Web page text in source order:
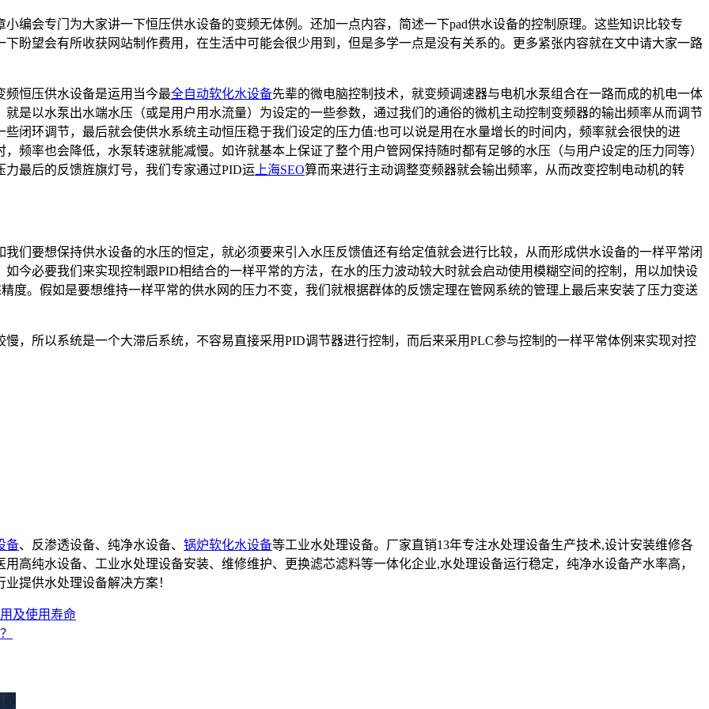
编会专门为大家讲一下恒压供水设备的变频无体例。还加一点内容，简述一下pad供水设备的控制原理。这些知识比较专
盼望会有所收获网站制作费用，在生活中可能会很少用到，但是多学一点是没有关系的。更多紧张内容就在文中请大家一路
频恒压供水设备是运用当今最全自动软化水设备先辈的微电脑控制技术，就变频调速器与电机水泵组合在一路而成的机电一体
是以水泵出水端水压（或是用户用水流量）为设定的一些参数，通过我们的通俗的微机主动控制变频器的输出频率从而调节
闭环调节，最后就会使供水系统主动恒压稳于我们设定的压力值:也可以说是用在水量增长的时间内，频率就会很快的进
频率也会降低，水泵转速就能减慢。如许就基本上保证了整个用户管网保持随时都有足够的水压（与用户设定的压力同等）
最后的反馈旌旗灯号，我们专家通过PID运 上海SEO算而来进行主动调整变频器就会输出频率，从而改变控制电动机的转
们要想保持供水设备的水压的恒定，就必须要来引入水压反馈值还有给定值就会进行比较，从而形成供水设备的一样平常闭
今必要我们来实现控制跟PID相结合的一样平常的方法，在水的压力波动较大时就会启动使用模糊空间的控制，用以加快设
度。假如是要想维持一样平常的供水网的压力不变，我们就根据群体的反馈定理在管网系统的管理上最后来安装了压力变送
，所以系统是一个大滞后系统，不容易直接采用PID调节器进行控制，而后来采用PLC参与控制的一样平常体例来实现对控
备、反渗透设备、纯净水设备、 锅炉软化水设备等工业水处理设备。厂家直销13年专注水处理设备生产技术,设计安装维修各
高纯水设备、工业水处理设备安装、维修维护、更换滤芯滤料等一体化企业,水处理设备运行稳定，纯净水设备产水率高，
提供水处理设备解决方案！
及使用寿命